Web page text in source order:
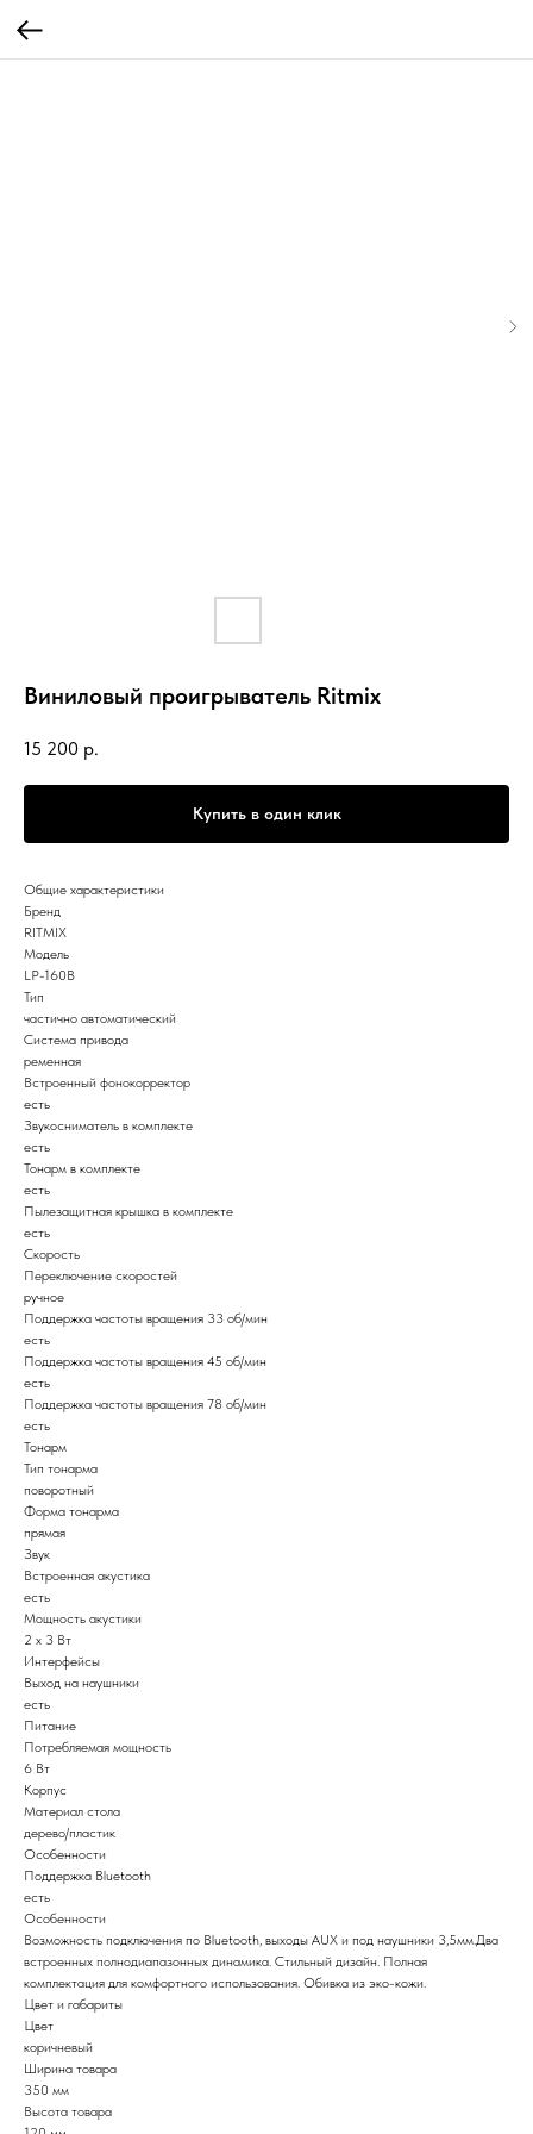
Виниловый проигрыватель Ritmix
15 200 р.
Купить в один клик
Общие характеристики
Бренд
RITMIX
Модель
LP-160B
Тип
частично автоматический
Система привода
ременная
Встроенный фонокорректор
есть
Звукосниматель в комплекте
есть
Тонарм в комплекте
есть
Пылезащитная крышка в комплекте
есть
Скорость
Переключение скоростей
ручное
Поддержка частоты вращения 33 об/мин
есть
Поддержка частоты вращения 45 об/мин
есть
Поддержка частоты вращения 78 об/мин
есть
Тонарм
Тип тонарма
поворотный
Форма тонарма
прямая
Звук
Встроенная акустика
есть
Мощность акустики
2 x 3 Вт
Интерфейсы
Выход на наушники
есть
Питание
Потребляемая мощность
6 Вт
Корпус
Материал стола
дерево/пластик
Особенности
Поддержка Bluetooth
есть
Особенности
Возможность подключения по Bluetooth, выходы AUX и под наушники 3,5мм.Два
встроенных полнодиапазонных динамика. Стильный дизайн. Полная
комплектация для комфортного использования. Обивка из эко-кожи.
Цвет и габариты
Цвет
коричневый
Ширина товара
350 мм
Высота товара